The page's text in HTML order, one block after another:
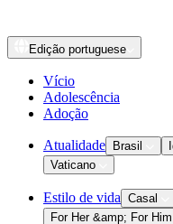
Edição portuguese
Vício
Adolescência
Adoção
Atualidade Brasil
Vaticano
Estilo de vida Casal
For Her &amp; For Him